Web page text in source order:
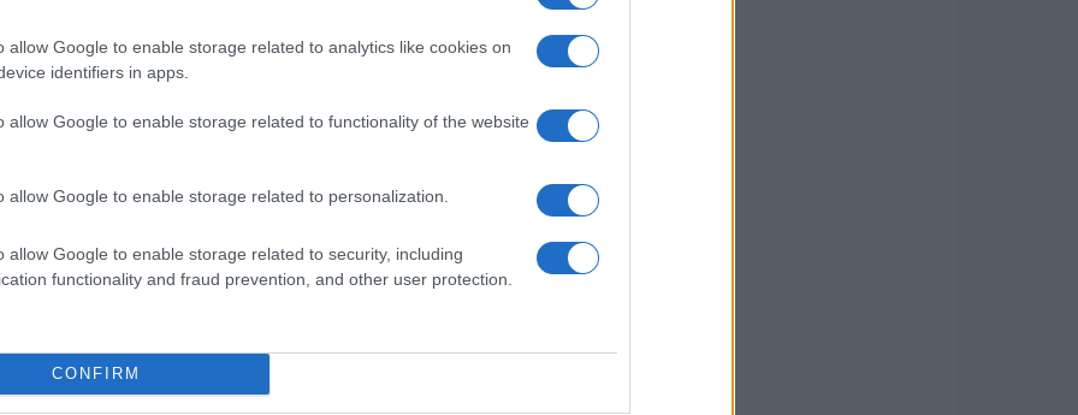
allow Google to enable storage related to analytics like cookies on
identifiers in apps.
allow Google to enable storage related to functionality of the website
allow Google to enable storage related to personalization.
allow Google to enable storage related to security, including
functionality and fraud prevention, and other user protection.
CONFIRM
informarás al jefe de cocina sobre el
uso en los especiales del día y al personal
rechazados y los platos especiales